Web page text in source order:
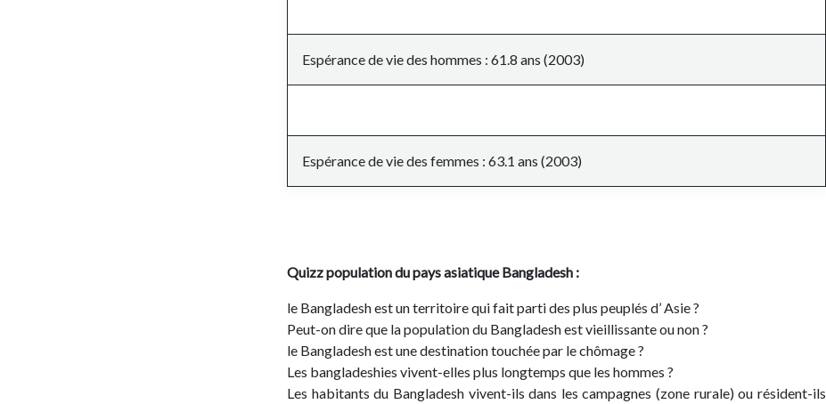
Espérance de vie des hommes : 61.8 ans (2003)
Espérance de vie des femmes : 63.1 ans (2003)
Quizz population du pays asiatique Bangladesh :
le Bangladesh est un territoire qui fait parti des plus peuplés d’ Asie ?
Peut-on dire que la population du Bangladesh est vieillissante ou non ?
le Bangladesh est une destination touchée par le chômage ?
Les bangladeshies vivent-elles plus longtemps que les hommes ?
Les habitants du Bangladesh vivent-ils dans les campagnes (zone rurale) ou résident-ils